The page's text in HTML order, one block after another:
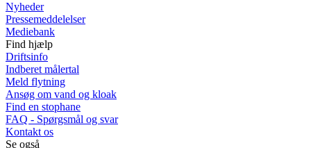
Nyheder
Pressemeddelelser
Mediebank
Find hjælp
Driftsinfo
Indberet målertal
Meld flytning
Ansøg om vand og kloak
Find en stophane
FAQ - Spørgsmål og svar
Kontakt os
Se også